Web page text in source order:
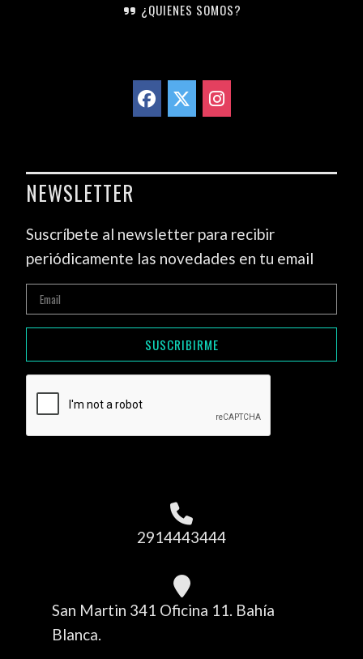
¿QUIENES SOMOS?
NEWSLETTER
Suscríbete al newsletter para recibir
periódicamente las novedades en tu email
SUSCRIBIRME
2914443444
San Martin 341 Oficina 11. Bahía
Blanca.